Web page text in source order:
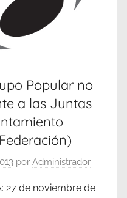
Popular no
a las Juntas
por Administrador
27 de noviembre de